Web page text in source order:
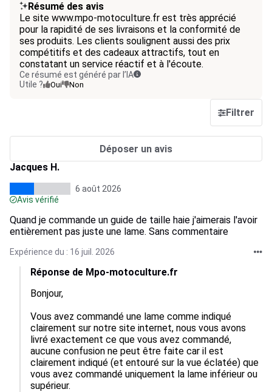
Résumé des avis
Le site www.mpo-motoculture.fr est très apprécié
pour la rapidité de ses livraisons et la conformité de
ses produits. Les clients soulignent aussi des prix
compétitifs et des cadeaux attractifs, tout en
constatant un service réactif et à l'écoute.
Ce résumé est généré par l’IA
Utile ?
Oui Non
Filtrer
Déposer un avis
Jacques H.
6 août 2026
Avis vérifié
Quand je commande un guide de taille haie j'aimerais l'avoir
entièrement pas juste une lame. Sans commentaire
Expérience du : 16 juil. 2026
Réponse de Mpo-motoculture.fr
Bonjour,
Vous avez commandé une lame comme indiqué
clairement sur notre site internet, nous vous avons
livré exactement ce que vous avez commandé,
aucune confusion ne peut être faite car il est
clairement indiqué (et entouré sur la vue éclatée) que
vous avez commandé uniquement la lame inférieur ou
supérieur.